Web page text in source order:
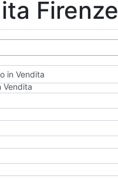
Firenze
in Vendita
Vendita
indipendente